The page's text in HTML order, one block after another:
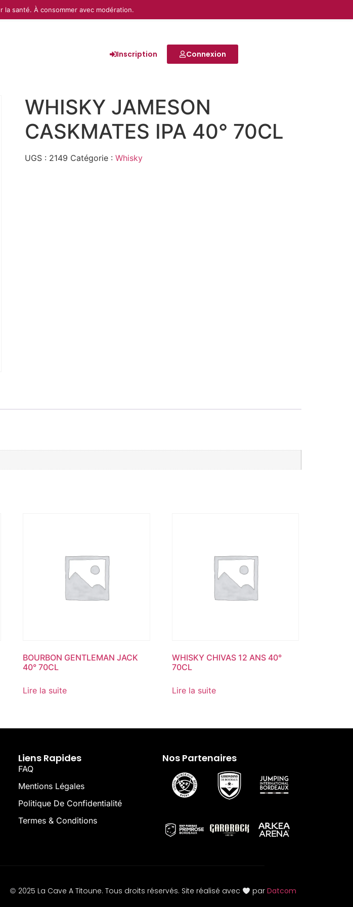
Inscription Connexion
WHISKY JAMESON
CASKMATES IPA 40° 70CL
UGS : 2149 Catégorie : Whisky
BOURBON GENTLEMAN JACK
40° 70CL
Lire la suite
WHISKY CHIVAS 12 ANS 40°
70CL
Lire la suite
Liens Rapides
FAQ
Mentions Légales
Politique De Confidentialité
Termes & Conditions
Nos Partenaires
© 2025 La Cave A Titoune. Tous droits réservés. Site réalisé avec par Datcom
la santé. À consommer avec modération.